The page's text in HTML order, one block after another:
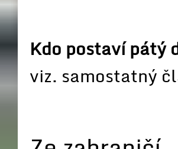
Kdo postaví pátý
viz. samostatný